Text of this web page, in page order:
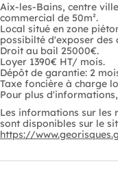
Aix-les-Bains, centre
commercial de 50m².
Local situé en zone
possibilté d'exposer des
Droit au bail 25000€.
Loyer 1390€ HT/ mois.
Dépôt de garantie: 2
Taxe foncière à charge
Pour plus
Les informations sur les
sont disponibles sur le
https://